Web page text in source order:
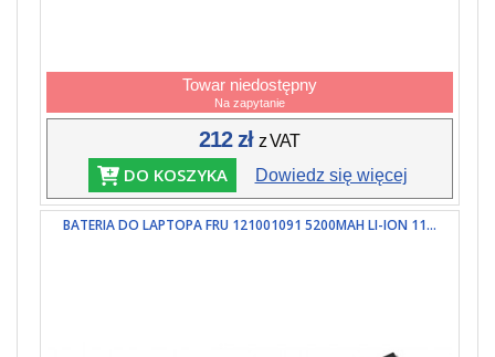
Towar niedostępny
Na zapytanie
212 złz VAT
DO KOSZYKA Dowiedz się więcej
BATERIA DO LAPTOPA FRU 121001091 5200MAH LI-ION 11...